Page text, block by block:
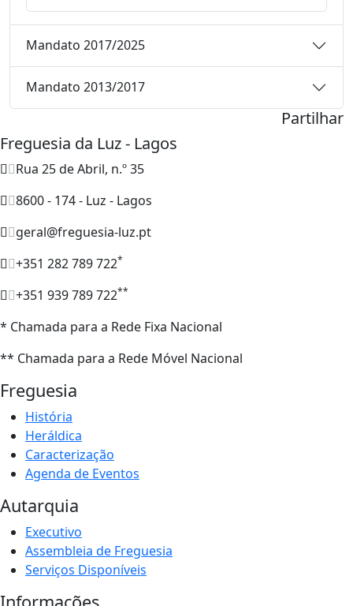
Mandato 2017/2025
Mandato 2013/2017
Partilhar
Freguesia da Luz - Lagos
Rua 25 de Abril, n.º 35
8600 - 174 - Luz - Lagos
geral@freguesia-luz.pt
+351 282 789 722*
+351 939 789 722**
* Chamada para a Rede Fixa Nacional
** Chamada para a Rede Móvel Nacional
Freguesia
História
Heráldica
Caracterização
Agenda de Eventos
Autarquia
Executivo
Assembleia de Freguesia
Serviços Disponíveis